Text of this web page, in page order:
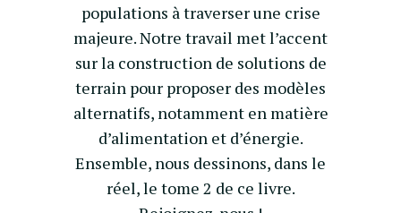
populations à traverser une crise
majeure. Notre travail met l’accent
sur la construction de solutions de
terrain pour proposer des modèles
alternatifs, notamment en matière
d’alimentation et d’énergie.
Ensemble, nous dessinons, dans le
réel, le tome 2 de ce livre.